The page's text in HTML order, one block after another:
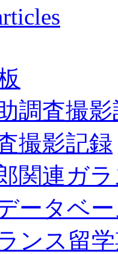
調査撮
撮影記録
関連ガ
ータベ
ンス留